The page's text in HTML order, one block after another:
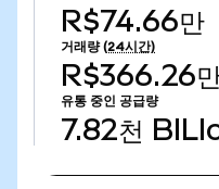
R$74.66만
거래량 (24시간)
R$366.26
유통 중인 공급량
7.82천